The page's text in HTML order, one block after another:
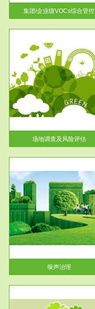
集团/企业级VOCs综合管控
年，全...
场地调查及风险评估
服务范围
土壤修复
噪声治理
服务范围
废气处理工程